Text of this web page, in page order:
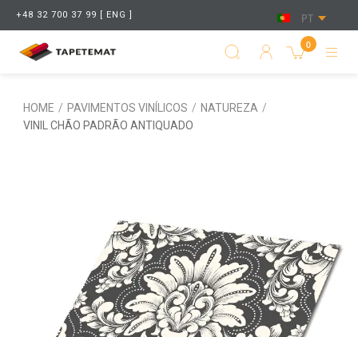
+48 32 700 37 99 [ ENG ] PT
0
HOME / PAVIMENTOS VINÍLICOS / NATUREZA /
VINIL CHÃO PADRÃO ANTIQUADO